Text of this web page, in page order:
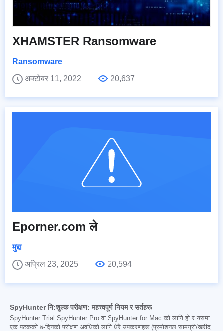
XHAMSTER Ransomware
Ransomware
अक्टोबर 11, 2022
20,637
Eporner.com ले
मुद्दा
अप्रिल 23, 2025
20,594
SpyHunter नि:शुल्क परीक्षण: महत्त्वपूर्ण नियम र सर्तहरू
SpyHunter Trial SpyHunter Pro वा SpyHunter for Mac को लागि हो र यसमा
एक पटकको ७-दिनको परीक्षण अवधिको लागि धेरै उपकरणहरू (प्रमोशनल सामग्री/खरीद